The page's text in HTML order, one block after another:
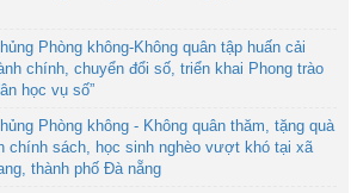
Phòng không-Không quân tập huấn cải
chính, chuyển đổi số, triển khai Phong trào
học vụ số”
Phòng không - Không quân thăm, tặng quà
chính sách, học sinh nghèo vượt khó tại xã
thành phố Đà nẵng